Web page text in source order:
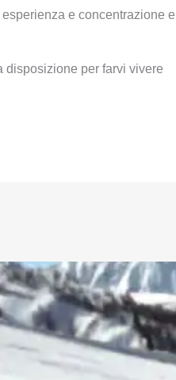
e concentrazione
disposizione per farvi vivere